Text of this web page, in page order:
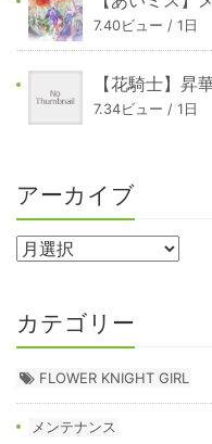
7.40ビュー / 1日
【花騎士】昇
7.34ビュー / 1日
アーカイブ
カテゴリー
FLOWER KNIGHT GIRL
メンテナンス